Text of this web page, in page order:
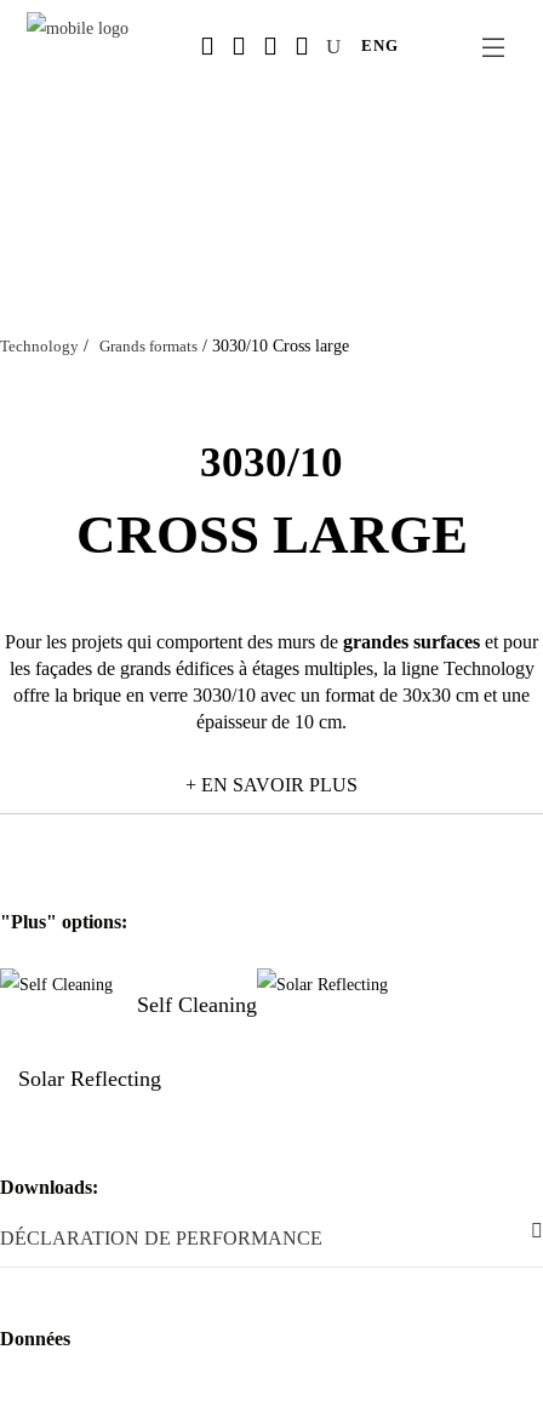
Salta
ENG
Technology / Grands formats / 3030/10 Cross large
3030/10
CROSS LARGE
Pour les projets qui comportent des murs de grandes surfaces et pour
les façades de grands édifices à étages multiples, la ligne Technology
offre la brique en verre 3030/10 avec un format de 30x30 cm et une
épaisseur de 10 cm.
lisse et ondulé en trois différentes finitions (transparente, satinée sur 1
côté ou sur 2 côtés) ou bien dans la version lignes croisées larges en
+ EN SAVOIR PLUS
"Plus" options:
Self Cleaning
Solar Reflecting
Downloads:
DÉCLARATION DE PERFORMANCE
Données